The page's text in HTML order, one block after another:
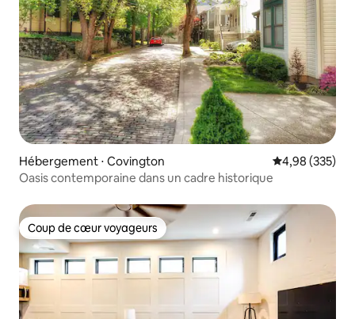
Hébergement ⋅ Covington Évaluation
4,98 (335)
Oasis contemporaine dans un cadre historique
Coup de cœur voyageurs
Coup de cœur voyageurs